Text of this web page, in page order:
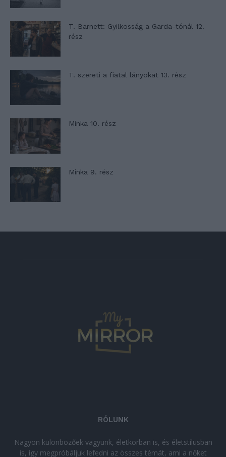
T. Barnett: Gyilkosság a Garda-tónál 12.
rész
T. szereti a fiatal lányokat 13. rész
Minka 10. rész
Minka 9. rész
RÓLUNK
Nagyon különbözőek vagyunk, életkorban is, és életstílusban
is, így megpróbáljuk lefedni az összes témát, ami a nőket